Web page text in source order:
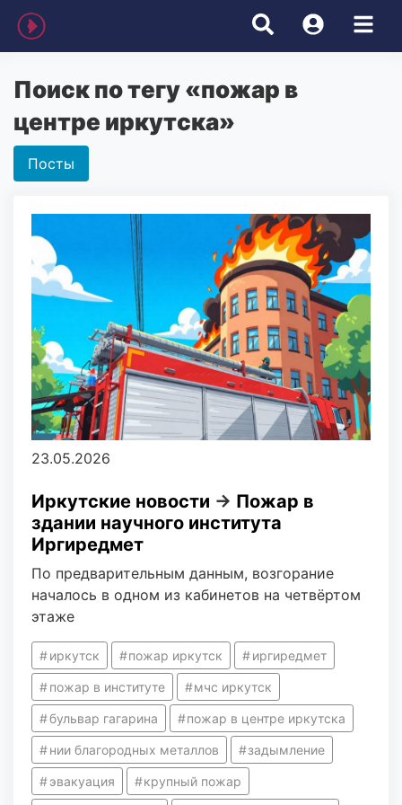
Поиск по тегу «пожар в
центре иркутска»
Посты
23.05.2026
Иркутские новости → Пожар в
здании научного института
Иргиредмет
По предварительным данным, возгорание
началось в одном из кабинетов на четвёртом
этаже
иркутск пожар иркутск иргиредмет
пожар в институте мчс иркутск
бульвар гагарина пожар в центре иркутска
нии благородных металлов задымление
эвакуация крупный пожар